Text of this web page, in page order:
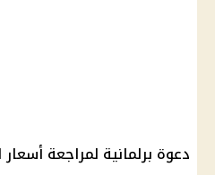
دعوة برلمانية لمراجعة أسعار